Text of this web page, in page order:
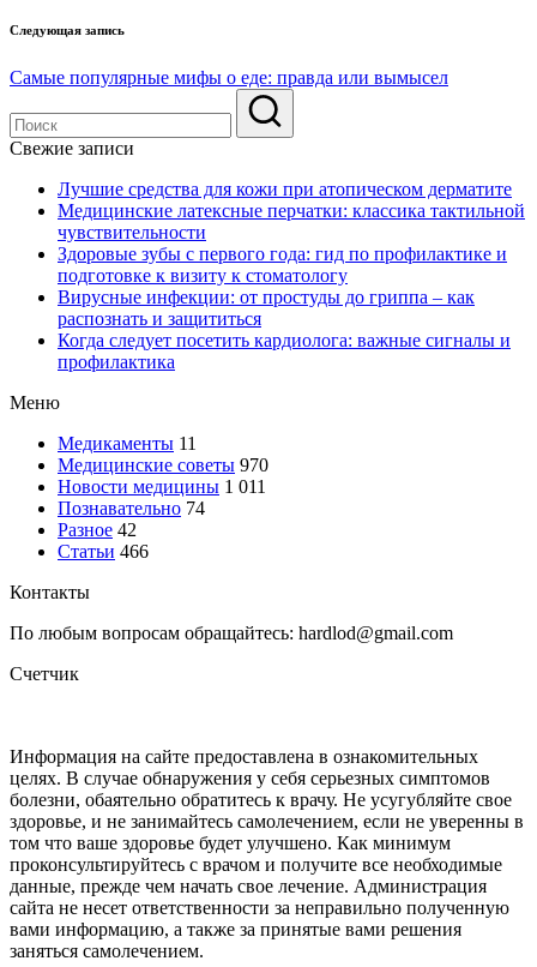
Следующая запись
Самые популярные мифы о еде: правда или вымысел
Свежие записи
Лучшие средства для кожи при атопическом дерматите
Медицинские латексные перчатки: классика тактильной
чувствительности
Здоровые зубы с первого года: гид по профилактике и
подготовке к визиту к стоматологу
Вирусные инфекции: от простуды до гриппа – как
распознать и защититься
Когда следует посетить кардиолога: важные сигналы и
профилактика
Меню
Медикаменты 11
Медицинские советы 970
Новости медицины 1 011
Познавательно 74
Разное 42
Статьи 466
Контакты
По любым вопросам обращайтесь: hardlod@gmail.com
Счетчик
Информация на сайте предоставлена в ознакомительных
целях. В случае обнаружения у себя серьезных симптомов
болезни, обаятельно обратитесь к врачу. Не усугубляйте свое
здоровье, и не занимайтесь самолечением, если не уверенны в
том что ваше здоровье будет улучшено. Как минимум
проконсультируйтесь с врачом и получите все необходимые
данные, прежде чем начать свое лечение. Администрация
сайта не несет ответственности за неправильно полученную
вами информацию, а также за принятые вами решения
заняться самолечением.